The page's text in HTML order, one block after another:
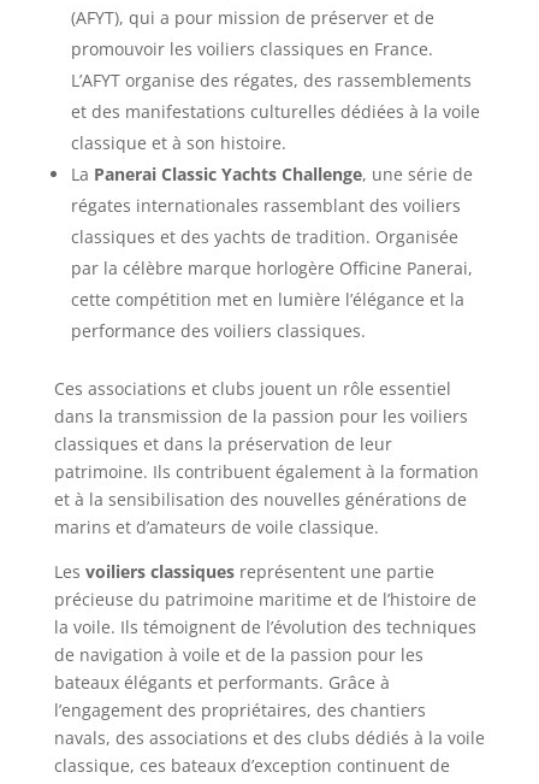
(AFYT), qui a pour mission de préserver et de
promouvoir les voiliers classiques en France.
L’AFYT organise des régates, des rassemblements
et des manifestations culturelles dédiées à la voile
classique et à son histoire.
La Panerai Classic Yachts Challenge, une série de
régates internationales rassemblant des voiliers
classiques et des yachts de tradition. Organisée
par la célèbre marque horlogère Officine Panerai,
cette compétition met en lumière l’élégance et la
performance des voiliers classiques.
Ces associations et clubs jouent un rôle essentiel
dans la transmission de la passion pour les voiliers
classiques et dans la préservation de leur
patrimoine. Ils contribuent également à la formation
et à la sensibilisation des nouvelles générations de
marins et d’amateurs de voile classique.
Les voiliers classiquesreprésentent une partie
précieuse du patrimoine maritime et de l’histoire de
la voile. Ils témoignent de l’évolution des techniques
de navigation à voile et de la passion pour les
bateaux élégants et performants. Grâce à
l’engagement des propriétaires, des chantiers
navals, des associations et des clubs dédiés à la voile
classique, ces bateaux d’exception continuent de